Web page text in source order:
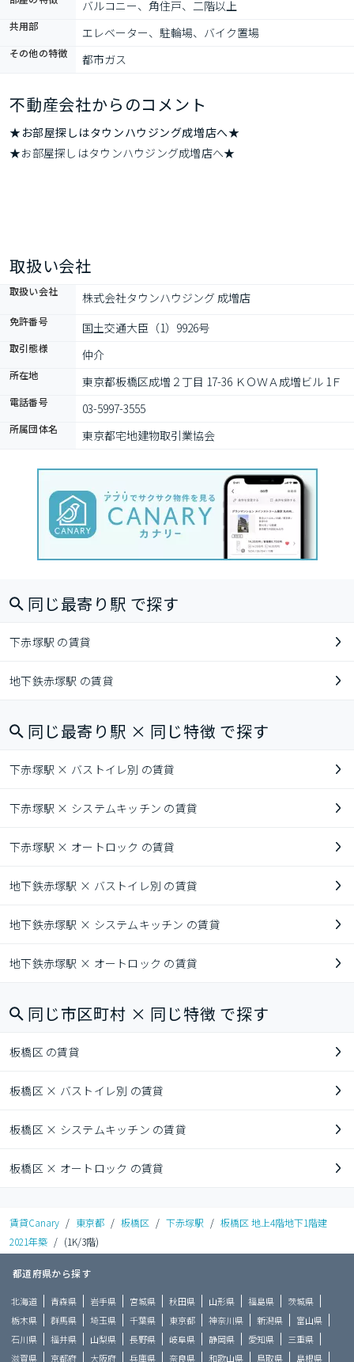
バルコニー、角住戸、二階以上
共用部 エレベーター、駐輪場、バイク置場
その他の特徴 都市ガス
不動産会社からのコメント
★お部屋探しはタウンハウジング成増店へ★
★お部屋探しはタウンハウジング成増店へ★
取扱い会社
取扱い会社 株式会社タウンハウジング 成増店
免許番号 国土交通大臣（1）9926号
取引態様 仲介
所在地 東京都板橋区成増２丁目 17-36 ＫＯＷＡ成増ビル 1Ｆ
電話番号 03-5997-3555
所属団体名 東京都宅地建物取引業協会
同じ最寄り駅 で探す
下赤塚駅 の賃貸
地下鉄赤塚駅 の賃貸
同じ最寄り駅 × 同じ特徴 で探す
下赤塚駅 × バストイレ別 の賃貸
下赤塚駅 × システムキッチン の賃貸
下赤塚駅 × オートロック の賃貸
地下鉄赤塚駅 × バストイレ別 の賃貸
地下鉄赤塚駅 × システムキッチン の賃貸
地下鉄赤塚駅 × オートロック の賃貸
同じ市区町村 × 同じ特徴 で探す
板橋区 の賃貸
板橋区 × バストイレ別 の賃貸
板橋区 × システムキッチン の賃貸
板橋区 × オートロック の賃貸
賃貸Canary / 東京都 / 板橋区 / 下赤塚駅 / 板橋区 地上4階地下1階建
2021年築 / (1K/3階)
都道府県から探す
北海道 青森県 岩手県 宮城県 秋田県 山形県 福島県
茨城県
栃木県
群馬県 埼玉県 千葉県 東京都 神奈川県 新潟県
富山県
石川県
福井県 山梨県 長野県 岐阜県 静岡県 愛知県
三重県
滋賀県
京都府 大阪府 兵庫県 奈良県 和歌山県 鳥取県 島根県